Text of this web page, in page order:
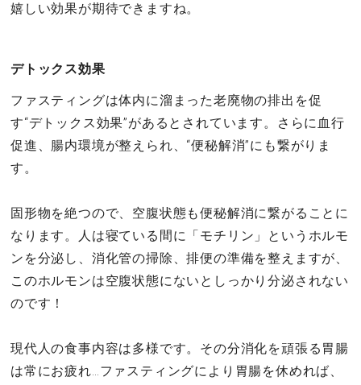
嬉しい効果が期待できますね。
デトックス効果
ファスティングは体内に溜まった老廃物の排出を促
す“デトックス効果”があるとされています。さらに血行
促進、腸内環境が整えられ、“便秘解消”にも繋がりま
す。
固形物を絶つので、空腹状態も便秘解消に繋がることに
なります。人は寝ている間に「モチリン」というホルモ
ンを分泌し、消化管の掃除、排便の準備を整えますが、
このホルモンは空腹状態にないとしっかり分泌されない
のです！
現代人の食事内容は多様です。その分消化を頑張る胃腸
は常にお疲れ…ファスティングにより胃腸を休めれば、